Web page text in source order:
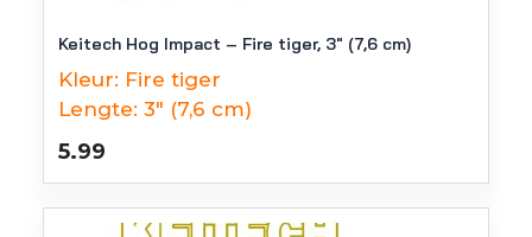
Keitech Hog Impact – Fire tiger, 3″ (7,6 cm)
Kleur: Fire tiger
Lengte: 3" (7,6 cm)
5.99